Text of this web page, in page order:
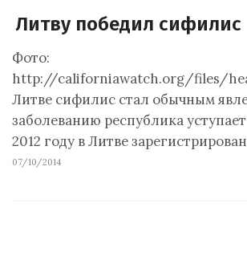
Литву победил сифилис
Фото:
http://californiawatch.org/files/
Литве сифилис стал обычным
заболеванию республика
2012 году в Литве
07/10/2014